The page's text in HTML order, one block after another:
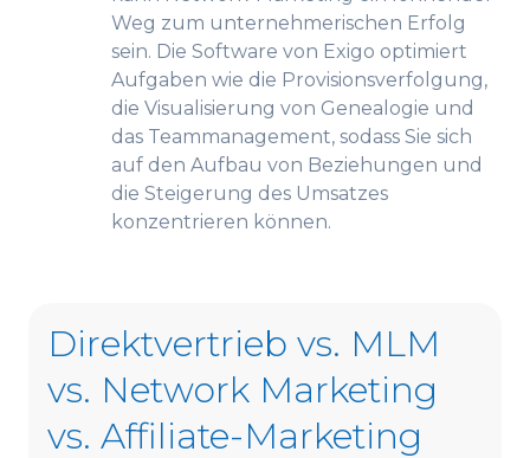
Weg zum unternehmerischen Erfolg
sein. Die Software von Exigo optimiert
Aufgaben wie die Provisionsverfolgung,
die Visualisierung von Genealogie und
das Teammanagement, sodass Sie sich
auf den Aufbau von Beziehungen und
die Steigerung des Umsatzes
konzentrieren können.
Direktvertrieb vs. MLM
vs. Network Marketing
vs. Affiliate-Marketing